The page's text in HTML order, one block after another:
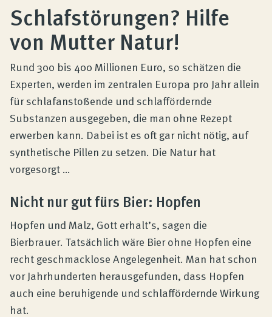
Kundenbewertungen
Produktberatung
Unternehmen
Kontakt
Magazin
Schlafstörungen? Hilfe
von Mutter Natur!
Rund 300 bis 400 Millionen Euro, so schätzen die
Experten, werden im zentralen Europa pro Jahr allein
für schlafanstoßende und schlaffördernde
Substanzen ausgegeben, die man ohne Rezept
erwerben kann. Dabei ist es oft gar nicht nötig, auf
synthetische Pillen zu setzen. Die Natur hat
vorgesorgt …
Nicht nur gut fürs Bier: Hopfen
Hopfen und Malz, Gott erhalt’s, sagen die
Bierbrauer. Tatsächlich wäre Bier ohne Hopfen eine
recht geschmacklose Angelegenheit. Man hat schon
vor Jahrhunderten herausgefunden, dass Hopfen
auch eine beruhigende und schlaffördernde Wirkung
hat.